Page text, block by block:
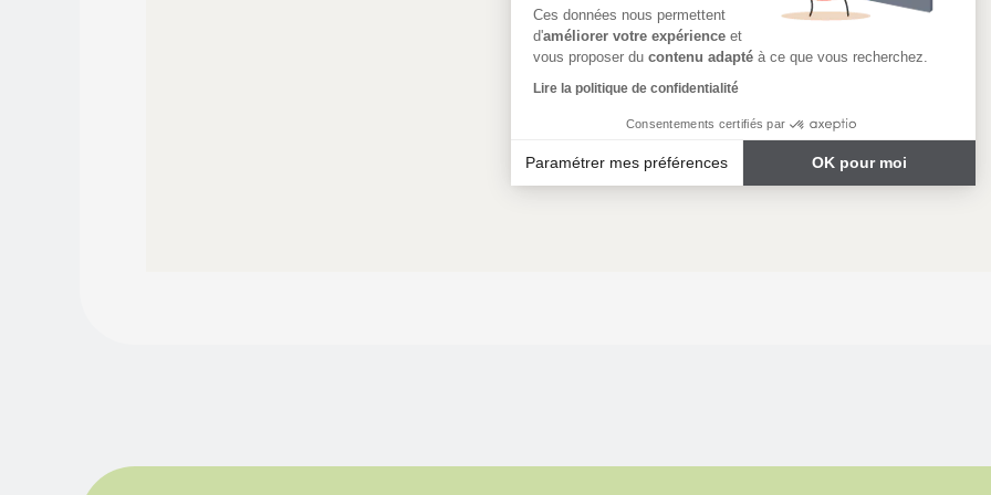
Ces données nous permettent
d'améliorer votre expérience et
vous proposer du contenu adapté à ce que vous recherchez.
Lire la politique de confidentialité
Consentements certifiés par
Paramétrer mes préférences OK pour moi